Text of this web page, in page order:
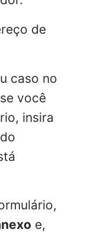
de
caso no
você
insira
e,